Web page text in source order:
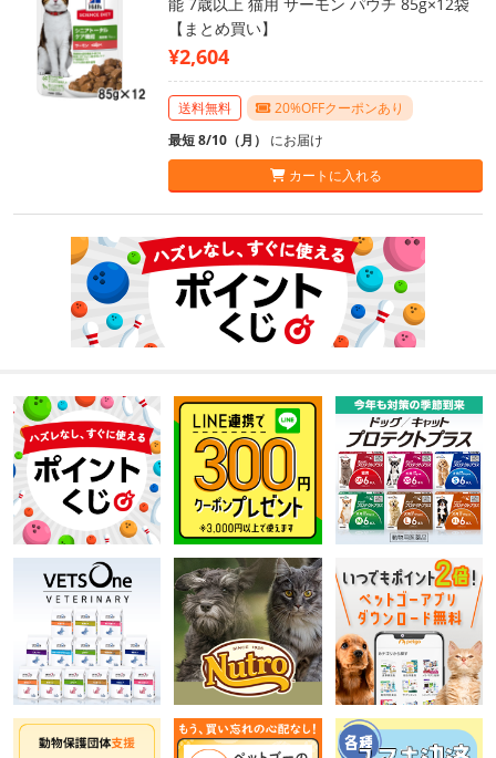
能 7歳以上 猫用 サーモン パウチ 85g×12袋
【まとめ買い】
¥2,604
送料無料
20%OFFクーポンあり
最短 8/10（月） にお届け
カートに入れる